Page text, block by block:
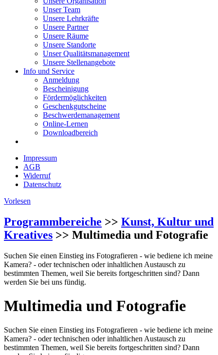
Unser Team
Unsere Lehrkräfte
Unsere Partner
Unsere Räume
Unsere Standorte
Unser Qualitätsmanagement
Unsere Stellenangebote
Info und Service
Anmeldung
Bescheinigung
Fördermöglichkeiten
Geschenkgutscheine
Beschwerdemanagement
Online-Lernen
Downloadbereich
Impressum
AGB
Widerruf
Datenschutz
Vorlesen
Programmbereiche >> Kunst, Kultur und
Kreatives >> Multimedia und Fotografie
Suchen Sie einen Einstieg ins Fotografieren - wie bediene ich meine
Kamera? - oder technischen oder inhaltlichen Austausch zu
bestimmten Themen, weil Sie bereits fortgeschritten sind? Dann
werden Sie bei uns fündig.
Multimedia und Fotografie
Suchen Sie einen Einstieg ins Fotografieren - wie bediene ich meine
Kamera? - oder technischen oder inhaltlichen Austausch zu
bestimmten Themen, weil Sie bereits fortgeschritten sind? Dann